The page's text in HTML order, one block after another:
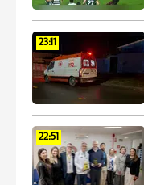
23:11
22:51